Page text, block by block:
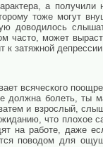
а получили
тоже могут
доводилось
часто, может
к затяжной
всяческого
должна болеть, ты
и взрослый,
что плохое
на работе, даже
поводом для